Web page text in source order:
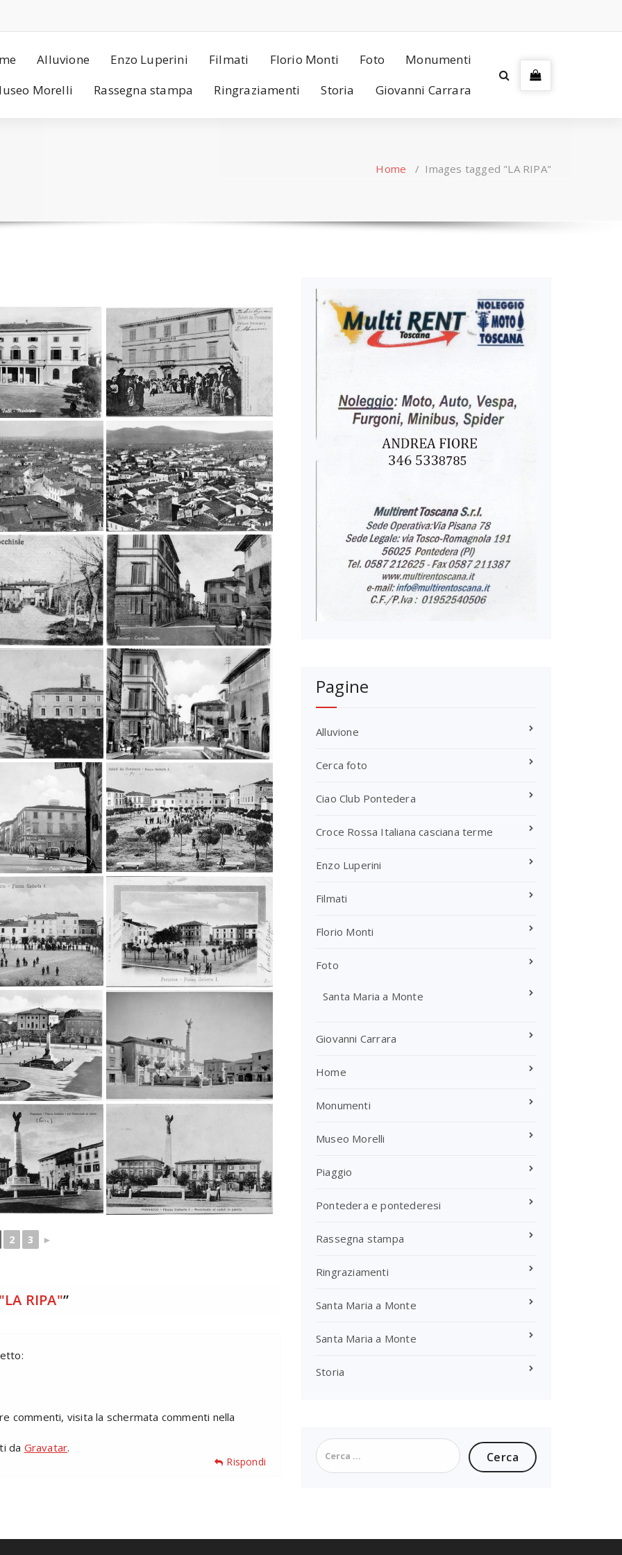
Alluvione Enzo Luperini Filmati Florio Monti Foto
Monumenti
Morelli
Rassegna stampa Ringraziamenti Storia Giovanni Carrara
Home / Images tagged "LA RIPA"
2 3 ►
RIPA"”
commenti, visita la schermata commenti nella
da Gravatar.
Rispondi
Pagine
Alluvione
Cerca foto
Ciao Club Pontedera
Croce Rossa Italiana casciana terme
Enzo Luperini
Filmati
Florio Monti
Foto
Santa Maria a Monte
Giovanni Carrara
Home
Monumenti
Museo Morelli
Piaggio
Pontedera e pontederesi
Rassegna stampa
Ringraziamenti
Santa Maria a Monte
Santa Maria a Monte
Storia
Ricerca
per: